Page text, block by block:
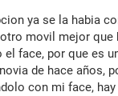
ya se la habia
movil mejor que
face, por que es
de hace años,
con mi face,